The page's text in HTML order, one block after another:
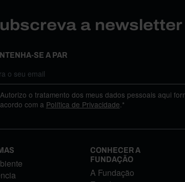
a
SE A PAR
Autorizo o tratamento dos meus dados pessoais aqui
acordo com a Política de Privacidade.*
CONHECER A
FUNDAÇÃO
A Fundação